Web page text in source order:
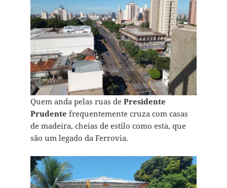
Quem anda pelas ruas de Presidente
Prudente frequentemente cruza com casas
de madeira, cheias de estilo como esta, que
são um legado da Ferrovia.